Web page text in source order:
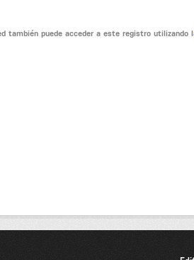
también puede acceder a este registro utilizando